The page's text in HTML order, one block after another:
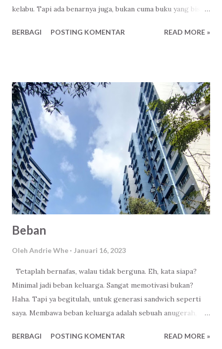
kelabu. Tapi ada benarnya juga, bukan cuma buku yang bisa
membuat kita waskita . Ada satu buku yang kalau boleh
tahu apa buku itu. Buku cinta dari Tuhanku, dan Tuhanmu .
BERBAGI POSTING KOMENTAR READ MORE »
Beban
Oleh Andrie Whe Januari 16, 2023
Tetaplah bernafas, walau tidak berguna. Eh, kata siapa?
Minimal jadi beban keluarga. Sangat memotivasi bukan?
Haha. Tapi ya begitulah, untuk generasi sandwich seperti
saya. Membawa beban keluarga adalah sebuah anugerah,
memang sudah datang sendiri. Tidak perlu kesana - kemari.
BERBAGI POSTING KOMENTAR READ MORE »